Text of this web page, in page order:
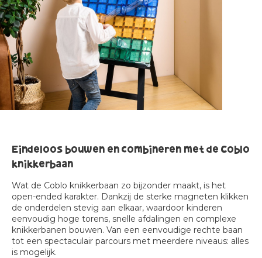
Eindeloos bouwen en combineren met de Coblo
knikkerbaan
Wat de Coblo knikkerbaan zo bijzonder maakt, is het
open-ended karakter. Dankzij de sterke magneten klikken
de onderdelen stevig aan elkaar, waardoor kinderen
eenvoudig hoge torens, snelle afdalingen en complexe
knikkerbanen bouwen. Van een eenvoudige rechte baan
tot een spectaculair parcours met meerdere niveaus: alles
is mogelijk.